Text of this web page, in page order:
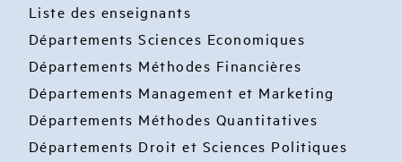
Liste des enseignants
Départements Sciences Economiques
Départements Méthodes Financières
Départements Management et Marketing
Départements Méthodes Quantitatives
Départements Droit et Sciences Politiques